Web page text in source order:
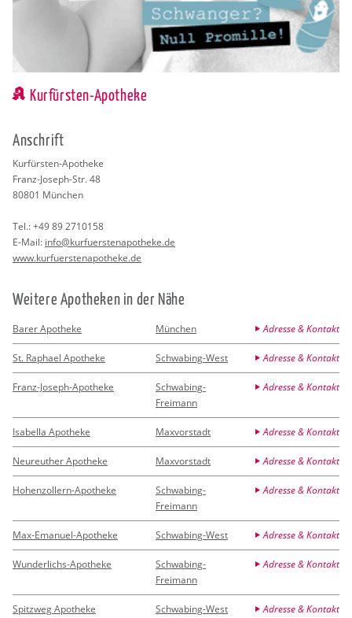
Kurfürsten-Apotheke
An­schrift
Kur­fürs­ten-Apo­the­ke
Franz-Jo­seph-Str. 48
80801 Mün­chen
Tel.:+49 89 2710158
E-Mail: info@​kur​fuer​sten​apot​heke.​de
www.​kur​fuer​sten​apot​heke.​de
Wei­te­re Apo­the­ken in der Nähe
Barer Apotheke München Adresse & Kontakt
St. Raphael Apotheke Schwabing-West Adresse & Kontakt
Franz-Joseph-Apotheke
Schwabing-
Freimann
Adresse & Kontakt
Isabella Apotheke Maxvorstadt Adresse & Kontakt
Neureuther Apotheke Maxvorstadt Adresse & Kontakt
Hohenzollern-Apotheke
Schwabing-
Freimann
Adresse & Kontakt
Max-Emanuel-Apotheke Schwabing-West Adresse & Kontakt
Wunderlichs-Apotheke
Schwabing-
Freimann
Adresse & Kontakt
Spitzweg Apotheke Schwabing-West Adresse & Kontakt